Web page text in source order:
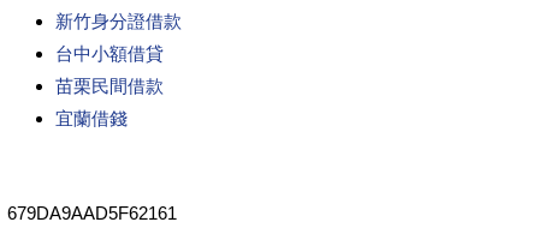
新竹身分證借款
台中小額借貸
苗栗民間借款
宜蘭借錢
679DA9AAD5F62161